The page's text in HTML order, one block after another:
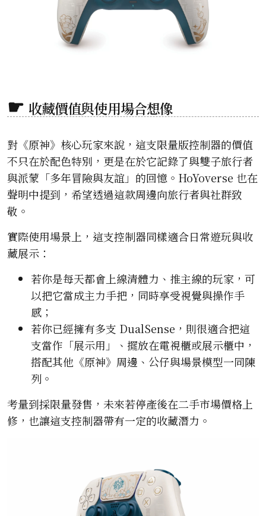
收藏價值與使用場合想像
對《原神》核心玩家來說，這支限量版控制器的價值
不只在於配色特別，更是在於它記錄了與雙子旅行者
與派蒙「多年冒險與友誼」的回憶。HoYoverse 也在
聲明中提到，希望透過這款周邊向旅行者與社群致
敬。
實際使用場景上，這支控制器同樣適合日常遊玩與收
藏展示：
若你是每天都會上線清體力、推主線的玩家，可
以把它當成主力手把，同時享受視覺與操作手
感；
若你已經擁有多支 DualSense，則很適合把這
支當作「展示用」、擺放在電視櫃或展示櫃中，
搭配其他《原神》周邊、公仔與場景模型一同陳
列。
考量到採限量發售，未來若停產後在二手市場價格上
修，也讓這支控制器帶有一定的收藏潛力。